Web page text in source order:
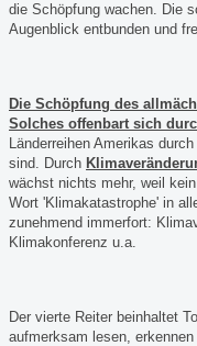
die Schöpfung wachen. Die
Augenblick entbunden und
Die Schöpfung des
Solches offenbart sich
Länderreihen Amerikas
sind. Durch
wächst nichts mehr, weil
Wort 'Klimakatastrophe' in
zunehmend immerfort:
Klimakonferenz u.a.
Der vierte Reiter beinhaltet
aufmerksam lesen,